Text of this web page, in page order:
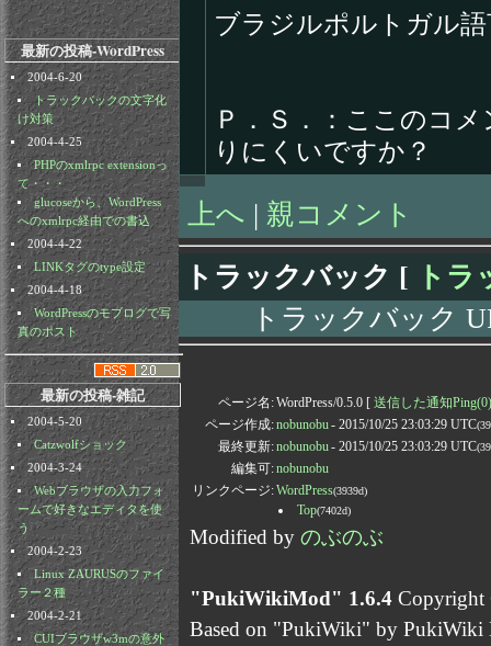
最新の投稿-WordPress
2004-6-20
トラックバックの文字化
け対策
2004-4-25
PHPのxmlrpc extensionっ
て・・・
glucoseから、WordPress
へのxmlrpc経由での書込
2004-4-22
LINKタグのtype設定
2004-4-18
WordPressのモブログで写
真のポスト
最新の投稿-雑記
2004-5-20
Catzwolfショック
2004-3-24
Webブラウザの入力フォ
ームで好きなエディタを使
う
2004-2-23
Linux ZAURUSのファイ
ラー２種
2004-2-21
CUIブラウザw3mの意外
ブラジルポルトガル
Ｐ．Ｓ．：ここのコ
りにくいですか？
上へ | 親コメント
トラックバック [
ト
トラックバック
ページ名:WordPress/0.5.0 [ 送信した通知Ping(0)
ページ作成:nobunobu - 2015/10/25 23:03:29 UTC
最終更新:nobunobu - 2015/10/25 23:03:29 UTC
編集可:nobunobu
リンクページ:WordPress(3939d)
Top(7402d)
Modified by のぶのぶ
"PukiWikiMod" 1.6.4 Copyright
Based on "PukiWiki" by PukiWiki